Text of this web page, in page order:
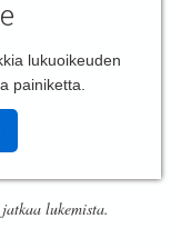
lukuoikeuden
painiketta.
lukemista.